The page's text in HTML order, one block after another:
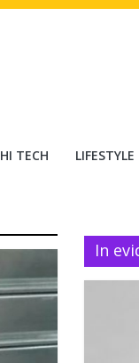
HI TECH LIFESTYLE
In